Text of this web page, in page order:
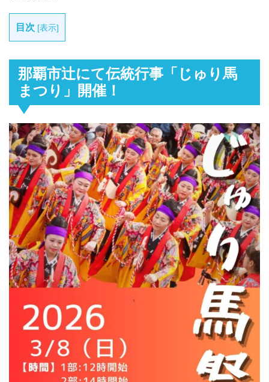
目次 [表示]
那覇市辻にて伝統行事「じゅり馬
まつり」開催！